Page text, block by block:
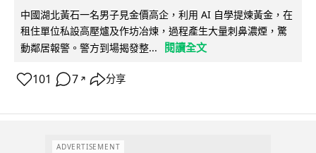
中國湖北黃石一名男子見金價高企，利用 AI 自學提煉黃金，在
租住單位私設高壓爐及作坊冶煉，過程產生大量刺鼻濃煙，驚
動鄰居報警。警方到場揭發整...
閱讀全文
101 7 ↗ 分享
ADVERTISEMENT